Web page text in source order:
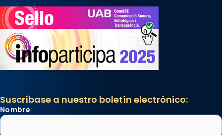
Suscríbase a nuestro boletín electrónico:
Nombre